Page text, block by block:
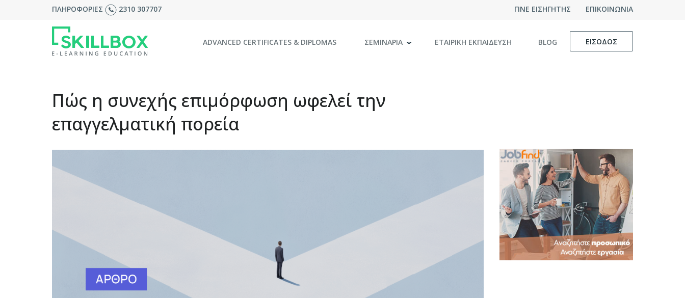
ΠΛΗΡΟΦΟΡΙΕΣ 2310 307707 ΓΙΝΕ ΕΙΣΗΓΗΤΗΣ ΕΠΙΚΟΙΝΩΝΙΑ
ΕΙΣΟΔΟΣ
ΕΤΑΙΡΙΚΗ ΕΚΠΑΙΔΕΥΣΗ BLOG
ΣΕΜΙΝΑΡΙΑ
ADVANCED CERTIFICATES & DIPLOMAS
Πώς η συνεχής επιμόρφωση ωφελεί την
επαγγελματική πορεία